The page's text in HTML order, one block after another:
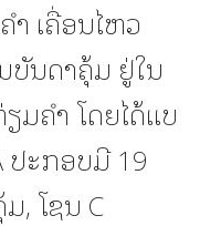
ເຄື່ອນໄຫວ
ນດາຄຸ້ມ ຢູ່ໃນ
ມຄຳ ໂດຍໄດ້ແບ
ປະກອບມີ 19
, ໂຊນ C